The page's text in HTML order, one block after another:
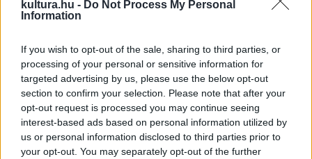
kultura.hu - Do Not Process My Personal
Information
If you wish to opt-out of the sale, sharing to third parties, or
processing of your personal or sensitive information for
targeted advertising by us, please use the below opt-out
section to confirm your selection. Please note that after your
opt-out request is processed you may continue seeing
interest-based ads based on personal information utilized by
us or personal information disclosed to third parties prior to
your opt-out. You may separately opt-out of the further
a Csak szex és más semmi, Az ember, aki nappal aludt és a
EZEN A NAPON TÖRTÉNT
Március 2-án történt
„Két nevetés után a világot, a problémáimat is másképp
látom. Három nevetés után meg is tudom oldani” –